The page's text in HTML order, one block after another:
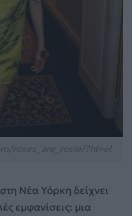
Νέα Υόρκη δείχνει
εμφανίσεις: μια